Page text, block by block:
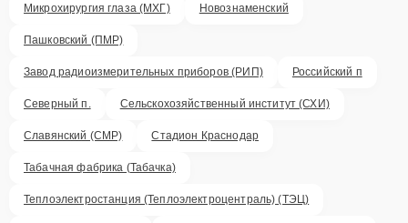
Микрохирургия глаза (МХГ) Новознаменский
Пашковский (ПМР)
Завод радиоизмерительных приборов (РИП) Российский п
Северный п. Сельскохозяйственный институт (СХИ)
Славянский (СМР) Стадион Краснодар
Табачная фабрика (Табачка)
Теплоэлектростанция (Теплоэлектроцентраль) (ТЭЦ)